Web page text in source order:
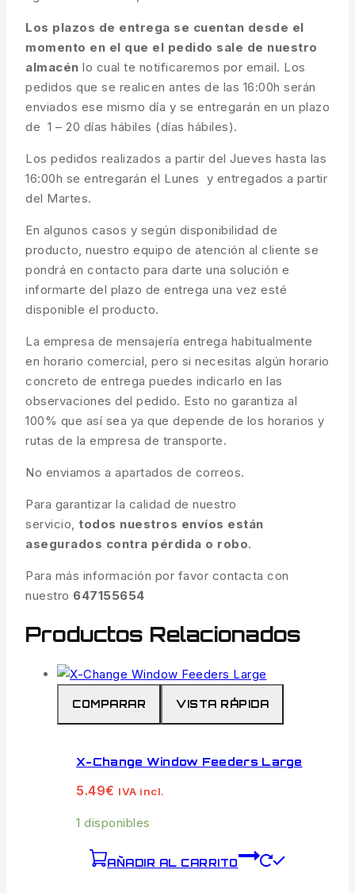
Los plazos de entrega se cuentan desde el
momento en el que el pedido sale de nuestro
almacén lo cual te notificaremos por email. Los
pedidos que se realicen antes de las 16:00h serán
enviados ese mismo día y se entregarán en un plazo
de 1 – 20 días hábiles (días hábiles).
Los pedidos realizados a partir del Jueves hasta las
16:00h se entregarán el Lunes y entregados a partir
del Martes.
En algunos casos y según disponibilidad de
producto, nuestro equipo de atención al cliente se
pondrá en contacto para darte una solución e
informarte del plazo de entrega una vez esté
disponible el producto.
La empresa de mensajería entrega habitualmente
en horario comercial, pero si necesitas algún horario
concreto de entrega puedes indicarlo en las
observaciones del pedido. Esto no garantiza al
100% que así sea ya que depende de los horarios y
rutas de la empresa de transporte.
No enviamos a apartados de correos.
Para garantizar la calidad de nuestro
servicio, todos nuestros envíos están
asegurados contra pérdida o robo.
Para más información por favor contacta con
nuestro 647155654
Productos Relacionados
COMPARAR VISTA RÁPIDA
X-Change Window Feeders Large
5.49€ IVA incl.
1 disponibles
AÑADIR AL CARRITO